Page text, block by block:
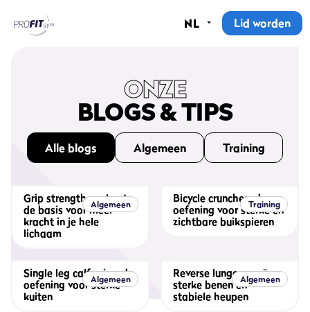
Sportscholen
Abonnementen
Groepslessen
Alle groepslessen
NL Lid worden
ONZE
BLOGS & TIPS
Alle blogs Algemeen Training
Algemeen
Grip strength workout:
de basis voor meer
kracht in je hele
lichaam
Training
Bicycle crunches: de
oefening voor sterke en
zichtbare buikspieren
Algemeen
Single leg calf raise: de
oefening voor sterke
kuiten
Algemeen
Reverse lunges: creëer
sterke benen en
stabiele heupen